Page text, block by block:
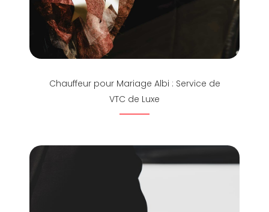
Chauffeur pour Mariage Albi : Service de
VTC de Luxe